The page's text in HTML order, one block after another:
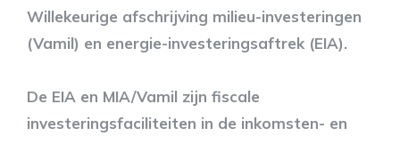
Willekeurige afschrijving milieu-investeringen
(Vamil) en energie-investeringsaftrek (EIA).
De EIA en MIA/Vamil zijn fiscale
investeringsfaciliteiten in de inkomsten- en